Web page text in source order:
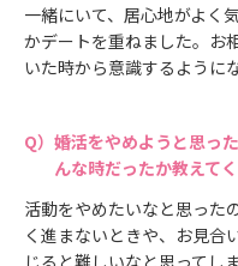
一緒にいて、居心地がよく
かデートを重ねました。お
いた時から意識するように
婚活をやめようと思っ
んな時だったか教えてく
活動をやめたいなと思った
く進まないときや、お見合
じると難しいなと思ってし